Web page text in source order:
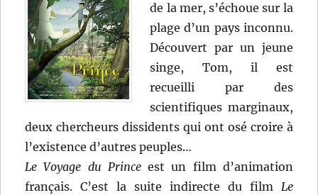
de la mer, s’échoue sur la
plage d’un pays inconnu.
Découvert par un jeune
singe, Tom, il est
recueilli par des
scientifiques marginaux,
deux chercheurs dissidents qui ont osé croire à
l’existence d’autres peuples…
Le Voyage du Princeest un film d’animation
français. C’est la suite indirecte du film Le